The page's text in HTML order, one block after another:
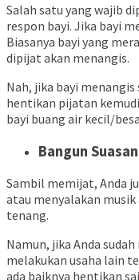
Salah satu yang wajib
respon bayi. Jika bayi
Biasanya bayi yang
dipijat akan menangis.
Nah, jika bayi
hentikan pijatan
bayi buang air kecil/
Bangun
Sambil memijat, Anda
atau menyalakan musik
tenang.
Namun, jika Anda
melakukan usaha lain
ada baiknya hentikan